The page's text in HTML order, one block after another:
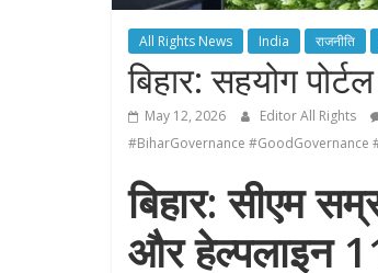
All Rights News India राजनीति
बिहार: सहयोग
May 12, 2026 Editor All Rights
#BiharGovernance #GoodGovernance
बिहार: सीएम
और हेल्पलाइन